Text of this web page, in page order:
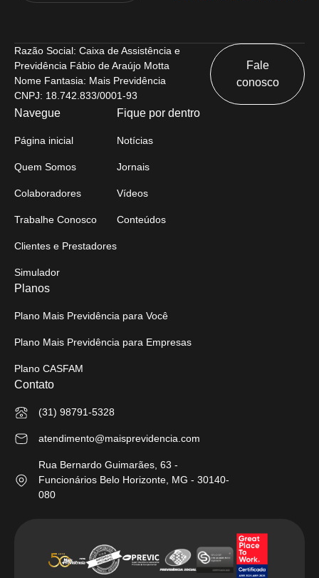
Razão Social: Caixa de Assistência e
Previdência Fábio de Araújo Motta
Nome Fantasia: Mais Previdência
CNPJ: 18.742.833/0001-93
Fale
conosco
Navegue
Página inicial
Quem Somos
Colaboradores
Trabalhe Conosco
Clientes e Prestadores
Simulador
Fique por dentro
Notícias
Jornais
Vídeos
Conteúdos
Planos
Plano Mais Previdência para Você
Plano Mais Previdência para Empresas
Plano CASFAM
Contato
(31) 98791-5328
atendimento@maisprevidencia.com
Rua Bernardo Guimarães, 63 -
Funcionários Belo Horizonte, MG - 30140-
080